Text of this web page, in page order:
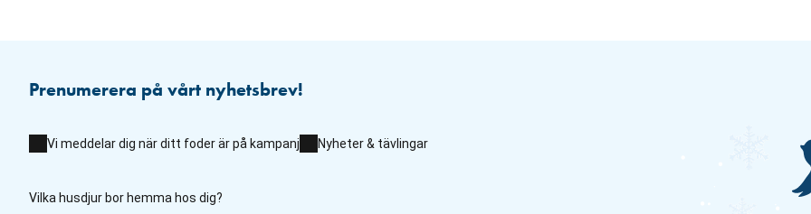
Prenumerera på vårt nyhetsbrev!
Vi meddelar dig när ditt foder är på kampanj Nyheter & tävlingar
Vilka husdjur bor hemma hos dig?